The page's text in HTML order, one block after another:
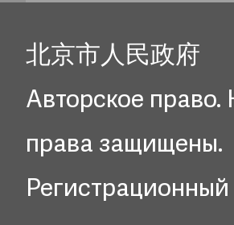
北京市人民政府
Авторское
права защищены.